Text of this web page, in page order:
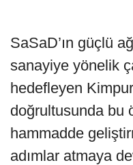
SaSaD’ın güçlü
sanayiye yönelik
hedefleyen
doğrultusunda bu
hammadde
adımlar atmaya